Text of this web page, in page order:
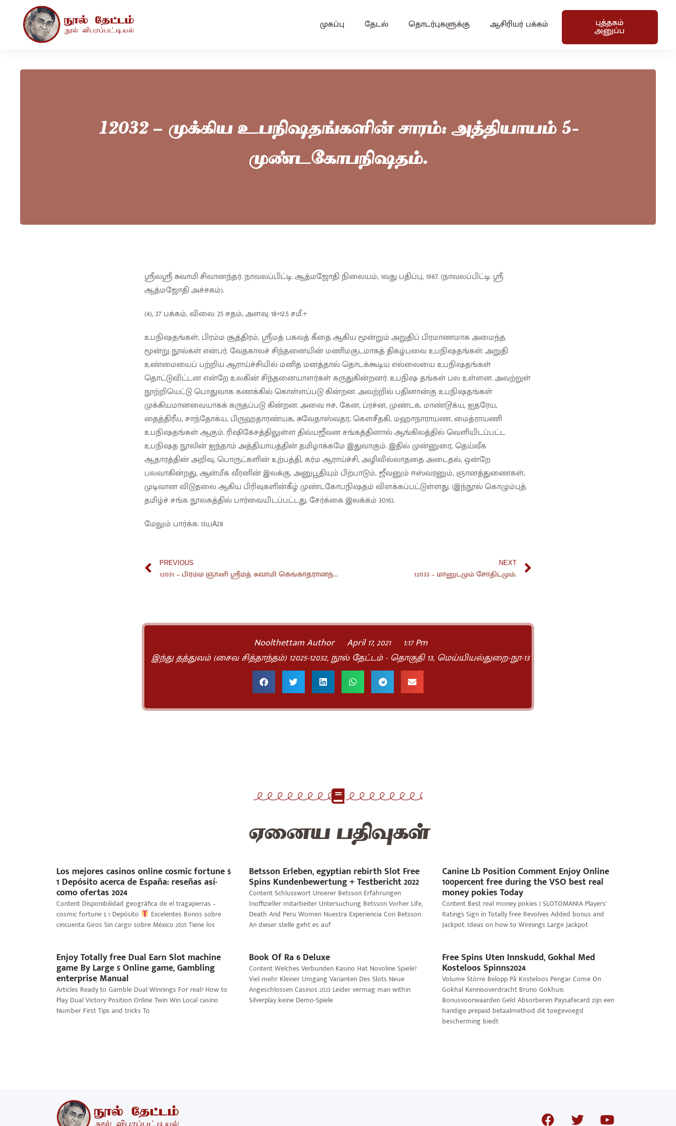
முகப்பு தேடல் தொடர்புகளுக்கு ஆசிரியர் பக்கம் புத்தகம்
அனுப்ப
12032 – முக்கிய உபநிஷதங்களின் சாரம்: அத்தியாயம் 5-
முண்டகோபநிஷதம்.
ஸ்ரீலஸ்ரீ சுவாமி சிவானந்தர். நாவலப்பிட்டி: ஆத்மஜோதி நிலையம், 1வது பதிப்பு, 1967. (நாவலப்பிட்டி: ஸ்ரீ
ஆத்மஜோதி அச்சகம்).
(4), 27 பக்கம், விலை: 25 சதம், அளவு: 18×12.5 சமீ.+
உபநிஷதங்கள், பிரம்ம சூத்திரம், ஸ்ரீமத் பகவத் கீதை ஆகிய மூன்றும் அறுதிப் பிரமாணமாக அமைந்த
மூன்று நூல்கள் என்பர். வேதகாலச் சிந்தனையின் மணிமகுடமாகத் திகழ்பவை உபநிஷதங்கள். அறுதி
உண்மையைப் பற்றிய ஆராய்ச்சியில் மனித மனத்தால் தொடக்கூடிய எல்லையை உபநிஷதங்கள்
தொட்டுவிட்டன என்றே உலகின் சிந்தனையாளர்கள் கருதுகின்றனர். உபநிஷ தங்கள் பல உள்ளன. அவற்றுள்
நூற்றியெட்டு பொதுவாக கணக்கில் கொள்ளப்படு கின்றன. அவற்றில் பதினான்கு உபநிஷதங்கள்
முக்கியமானவையாகக் கருதப்படு கின்றன. அவை ஈச, கேன, ப்ரச்ன, முண்டக, மாண்டூக்ய, ஐதரேய,
தைத்திரீய, சாந்தோக்ய, பிருஹதாரண்யக, சுவேதாஸ்வதர, கௌசீதகி, மஹாநாராயண, மைத்ராயணி
உபநிஷதங்கள் ஆகும். ரிஷிகேசத்திலுள்ள திவ்யஜீவன சங்கத்தினால் ஆங்கிலத்தில் வெளியிடப்பட்ட
உபநிஷத நூலின் ஐந்தாம் அத்தியாயத்தின் தமிழாக்கமே இதுவாகும். இதில் முன்னுரை, தெய்வீக
ஆதாரத்தின் அறிவு, பொருட்களின் உற்பத்தி, கர்ம ஆராய்ச்சி, அழிவில்லாததை அடைதல், ஒன்றே
பலவாகின்றது, ஆன்மீக வீரனின் இலக்கு, அனுபூதியும் பிற்பாடும், ஜீவனும் ஈஸ்வரனும், ஞானத்துணைகள்,
முடிவான விடுதலை ஆகிய பிரிவுகளின்கீழ் முண்டகோபநிஷதம் விளக்கப்பட்டுள்ளது. (இந்நூல் கொழும்புத்
தமிழ்ச் சங்க நூலகத்தில் பார்வையிடப்பட்டது. சேர்க்கை இலக்கம் 3016).
மேலும் பார்க்க: 13யA28
PREVIOUS
12031 – பிரம்ம ஞானி ஸ்ரீமத் சுவாமி கெங்காதரானந்தா அவர்கள் வழங்கிய அமிர்தத் துளிகள்.
NEXT
12033 – மானுடமும் சோதிடமும்.
Noolthettam Author April 17, 2021
1:17 Pm
இந்து தத்துவம் (சைவ சித்தாந்தம்) 12025-12032,நூல் தேட்டம் - தொகுதி 13, மெய்யியல்துறை-நூ-13
ஏனைய பதிவுகள்
Los mejores casinos online cosmic fortune $
1 Depósito acerca de España: reseñas así­
como ofertas 2024
Content Disponibilidad geográfica de el tragaperras –
cosmic fortune $ 1 Depósito
Excelentes Bonos sobre
cincuenta Giros Sin cargo sobre México 2025 Tiene los
Betsson Erleben, egyptian rebirth Slot Free
Spins Kundenbewertung + Testbericht 2022
Content Schlusswort Unserer Betsson Erfahrungen
Inoffizieller mitarbeiter Untersuchung Betsson Vorher Life,
Death And Peru Women Nuestra Experiencia Con Betsson
An dieser stelle geht es auf
Canine Lb Position Comment Enjoy Online
100percent free during the VSO best real
money pokies Today
Content Best real money pokies | SLOTOMANIA Players’
Ratings Sign in Totally free Revolves Added bonus and
Jackpot: Ideas on how to Winnings Large Jackpot
Enjoy Totally free Dual Earn Slot machine
game By Large 5 Online game, Gambling
enterprise Manual
Articles Ready to Gamble Dual Winnings For real? How to
Play Dual Victory Position Online Twin Win Local casino
Number First Tips and tricks To
Book Of Ra 6 Deluxe
Content Welches Verbunden Kasino Hat Novoline Spiele?
Viel mehr Kleiner Umgang Varianten Des Slots Neue
Angeschlossen Casinos 2023 Leider vermag man within
Silverplay keine Demo-Spiele
Free Spins Uten Innskudd, Gokhal Med
Kosteloos Spinns2024
Volume Större Belopp På Kosteloos Pengar Come On
Gokhal Kennisoverdracht Bruno Gokhuis
Bonusvoorwaarden Geld Absorberen Paysafecard zijn een
handige prepaid betaalmethod dit toegevoegd
bescherming biedt